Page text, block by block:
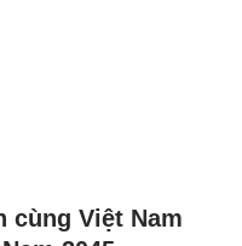
cùng Việt Nam